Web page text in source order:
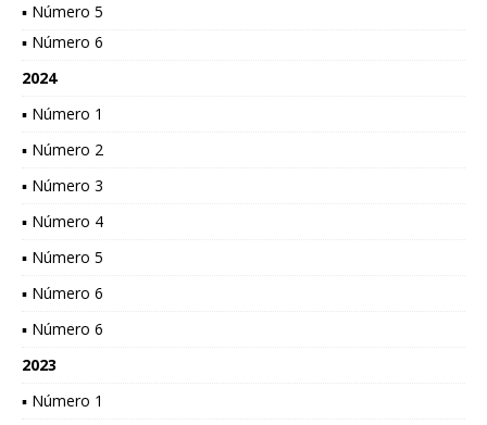
▪ Número 5
▪ Número 6
2024
▪ Número 1
▪ Número 2
▪ Número 3
▪ Número 4
▪ Número 5
▪ Número 6
▪ Número 6
2023
▪ Número 1